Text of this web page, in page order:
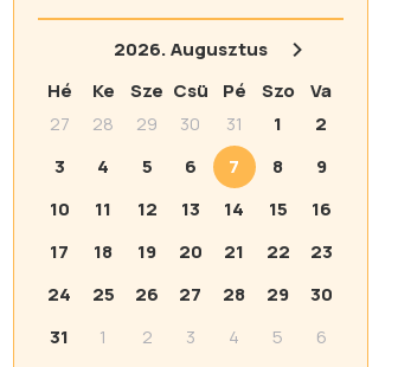
2026.Augusztus
Hé
Ke Sze Csü Pé Szo
Va
27
28 29 30 31 1
2
3
4 5 6 7 8
9
10
11 12 13 14 15
16
17
18 19 20 21 22
23
24
25 26 27 28 29
30
31
1 2 3 4 5 6